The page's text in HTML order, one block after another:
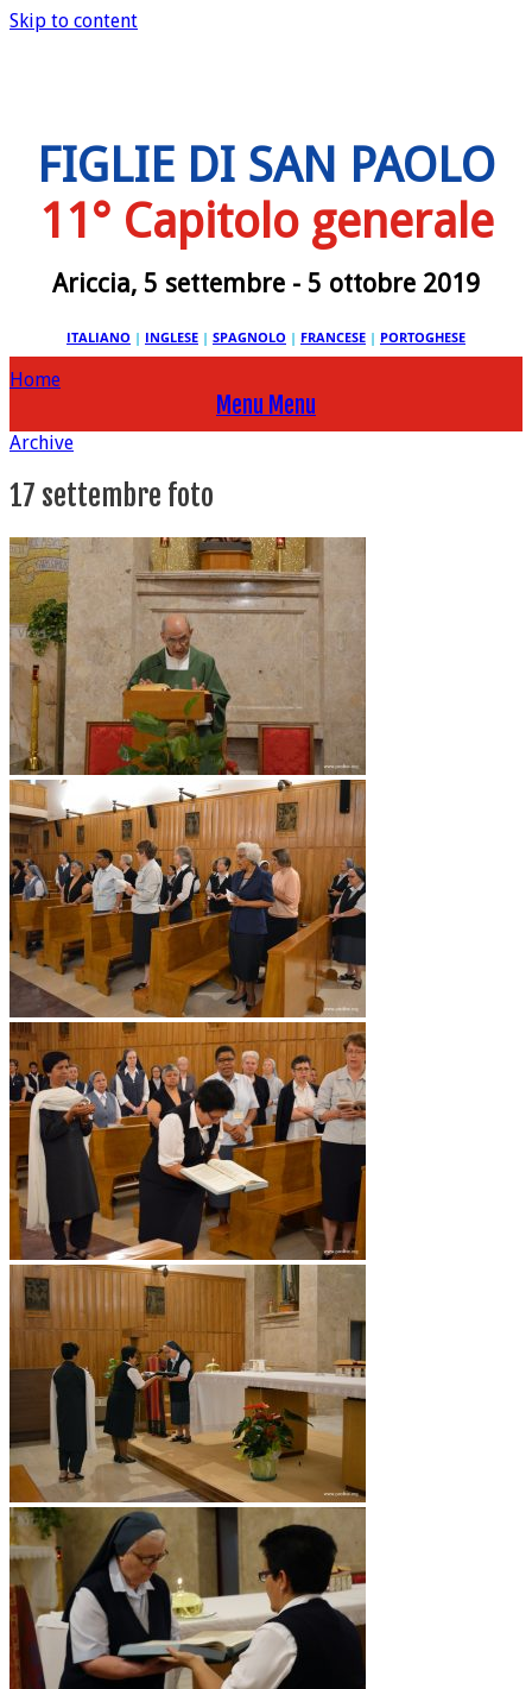
Skip to content
FIGLIE DI SAN PAOLO
11° Capitolo generale
Ariccia, 5 settembre - 5 ottobre 2019
ITALIANO | INGLESE | SPAGNOLO | FRANCESE | PORTOGHESE
Home
Menu Menu
Archive
17 settembre foto